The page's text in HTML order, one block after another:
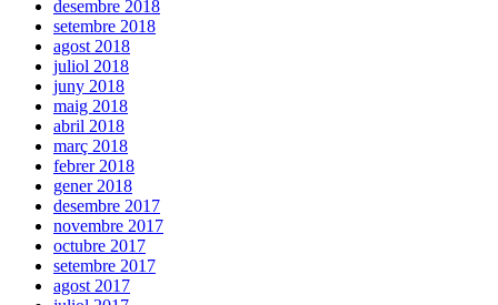
desembre 2018
setembre 2018
agost 2018
juliol 2018
juny 2018
maig 2018
abril 2018
març 2018
febrer 2018
gener 2018
desembre 2017
novembre 2017
octubre 2017
setembre 2017
agost 2017